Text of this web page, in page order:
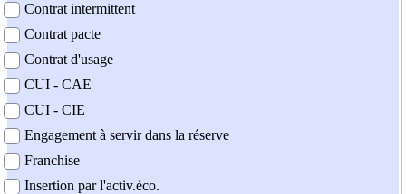
Contrat intermittent
Contrat pacte
Contrat d'usage
CUI - CAE
CUI - CIE
Engagement à servir dans la réserve
Franchise
Insertion par l'activ.éco.